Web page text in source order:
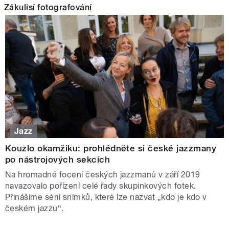
Zákulisí fotografování
Jazz
Kouzlo okamžiku: prohlédněte si české jazzmany
po nástrojových sekcích
Na hromadné focení českých jazzmanů v září 2019
navazovalo pořízení celé řady skupinkových fotek.
Přinášíme sérií snímků, které lze nazvat „kdo je kdo v
českém jazzu“.